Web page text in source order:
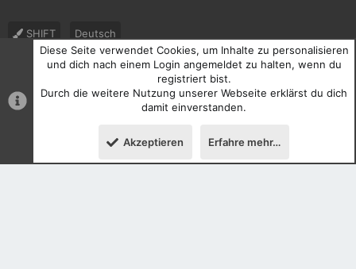
SHIFT
Deutsch
Nutzungsbedingungen
Datenschutz Hilfe und Impressum
S
S
Diese Seite verwendet Cookies, um Inhalte zu personalisieren
und dich nach einem Login angemeldet zu halten, wenn du
registriert bist.
Durch die weitere Nutzung unserer Webseite erklärst du dich
damit einverstanden.
Akzeptieren Erfahre mehr…